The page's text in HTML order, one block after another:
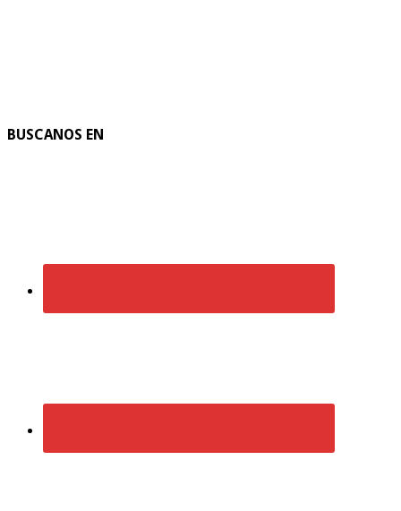
BUSCANOS EN